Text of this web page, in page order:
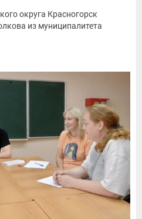
округа Красногорск
из муниципалитета